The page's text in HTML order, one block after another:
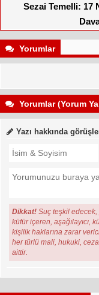
Sezai Temelli: 17
Yorumlar
Yorumlar (Yorum
Yazı hakkında
Dikkat! Suç teşkil edecek,
küfür içeren, aşağılayıcı,
kişilik haklarına zarar
her türlü mali, hukuki,
aittir.